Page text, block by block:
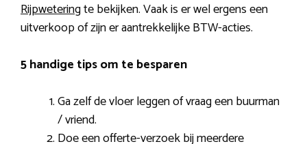
Rijpweteringte bekijken. Vaak is er wel ergens een
uitverkoop of zijn er aantrekkelijke BTW-acties.
5 handige tips om te besparen
Ga zelf de vloer leggen of vraag een buurman
/ vriend.
Doe een offerte-verzoek bij meerdere